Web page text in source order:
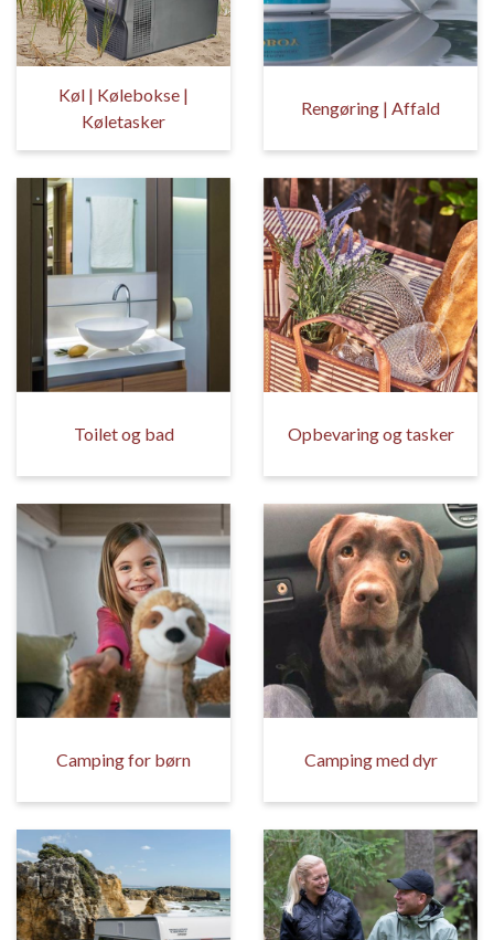
Køl | Kølebokse |
Køletasker
Rengøring | Affald
Toilet og bad Opbevaring og tasker
Camping for børn Camping med dyr